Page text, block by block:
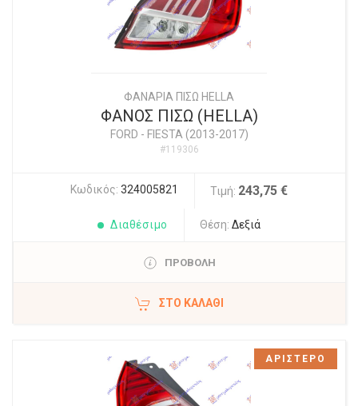
ΦΑΝΑΡΙΑ ΠΙΣΩ HELLA
ΦΑΝΟΣ ΠΙΣΩ (HELLA)
FORD - FIESTA (2013-2017)
#119306
Κωδικός: 324005821 Τιμή: 243,75 €
Διαθέσιμο Θέση: Δεξιά
ΠΡΟΒΟΛΗ
ΣΤΟ ΚΑΛΆΘΙ
ΑΡΙΣΤΕΡΟ